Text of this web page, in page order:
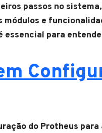
passos no
e
essencial para
do Protheus